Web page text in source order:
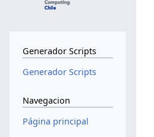
Generador Scripts
Generador Scripts
Navegacion
Página principal